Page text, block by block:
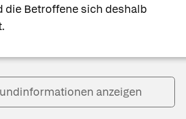
die Betroffene sich deshalb
anzeigen